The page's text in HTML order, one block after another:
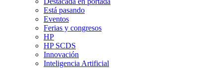
Está pasando
Eventos
Ferias y congresos
HP
HP SCDS
Innovación
Inteligencia Artificial